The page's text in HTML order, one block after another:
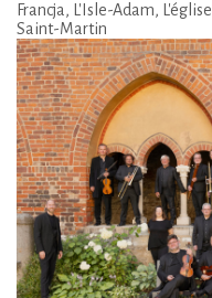
Francja, L'Isle-Adam, L'église
Saint-Martin